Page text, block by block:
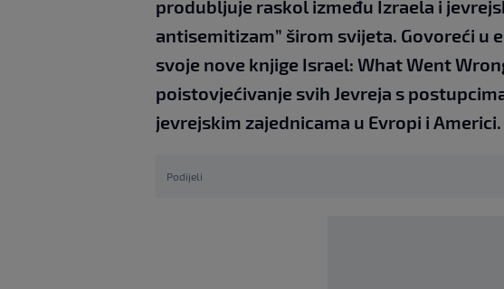
produbljuje raskol između Izraela i
antisemitizam” širom svijeta. Govoreći u
svoje nove knjige Israel: What Went
poistovjećivanje svih Jevreja s
jevrejskim zajednicama u Evropi i Americi.
Podijeli